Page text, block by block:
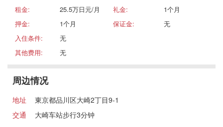
租金:
25.5万日元/月 礼金:
1个月
押金:
1个月 保证金:
无
入住条件:
无
其他费用:
无
周边情况
地址
東京都品川区大崎2丁目9-1
交通
大崎车站步行3分钟